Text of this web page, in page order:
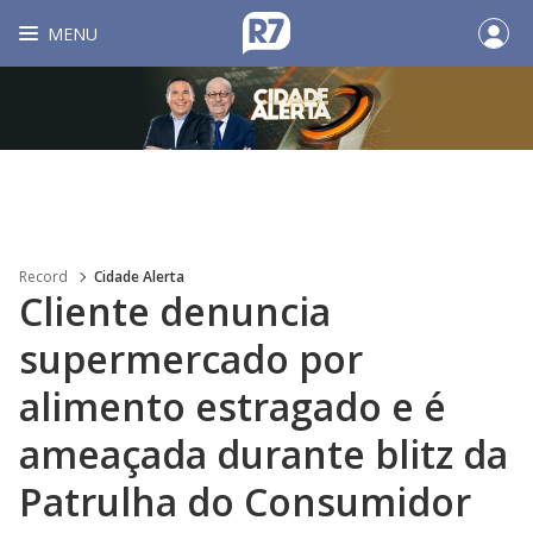
MENU
Record Cidade Alerta
Cliente denuncia
supermercado por
alimento estragado e é
ameaçada durante blitz da
Patrulha do Consumidor